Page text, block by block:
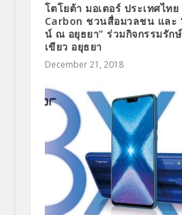
โตโยต้า มอเตอร์ ประเทศไท
Carbon ชวนสื่อมวลชน แล
น์ ณ อยุธยา” ร่วมกิจกรรมรัก
เขียว อยุธยา
December 21, 2018